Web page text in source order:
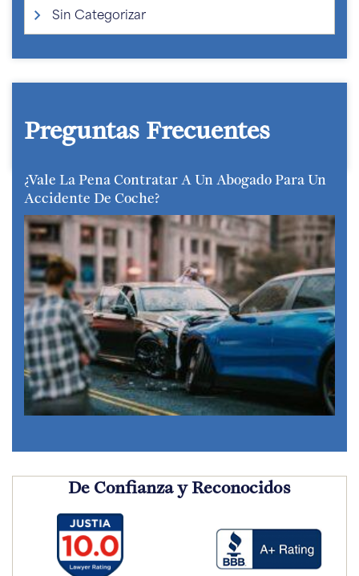
Sin Categorizar
Preguntas Frecuentes
¿Vale La Pena Contratar A Un Abogado Para Un
Accidente De Coche?
De Confianza y Reconocidos